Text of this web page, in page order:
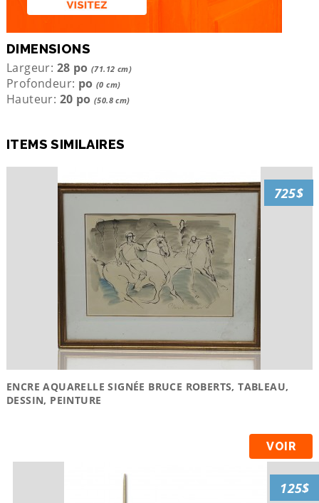
DIMENSIONS
Largeur: 28 po (71.12 cm)
Profondeur: po (0 cm)
Hauteur: 20 po (50.8 cm)
ITEMS SIMILAIRES
ENCRE AQUARELLE SIGNÉE BRUCE ROBERTS, TABLEAU,
DESSIN, PEINTURE
VOIR
725$
125$